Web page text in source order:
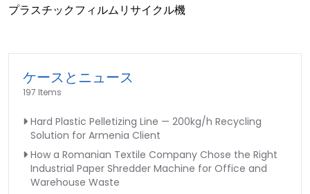
プラスチックフィルムリサイクル機
ケースとニュース
197 Items
Hard Plastic Pelletizing Line — 200kg/h Recycling
Solution for Armenia Client
How a Romanian Textile Company Chose the Right
Industrial Paper Shredder Machine for Office and
Warehouse Waste